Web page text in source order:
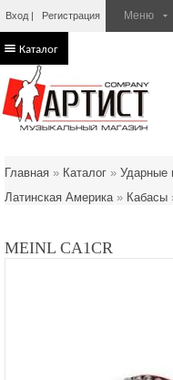
Вход Регистрация
Каталог
Главная » Каталог » Ударные
Латинская Америка» Кабасы
MEINL CA1CR